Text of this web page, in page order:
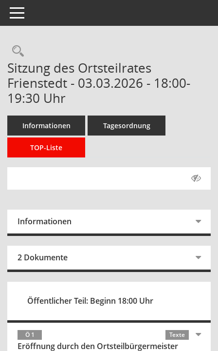
Toggle navigation
Rechercheauswahl
Sitzung des Ortsteilrates
Frienstedt - 03.03.2026 - 18:00-
19:30 Uhr
Informationen Tagesordnung
TOP-Liste
Informationen
2 Dokumente
Öffentlicher Teil: Beginn 18:00 Uhr
Ö 1 Texte
Eröffnung durch den Ortsteilbürgermeister